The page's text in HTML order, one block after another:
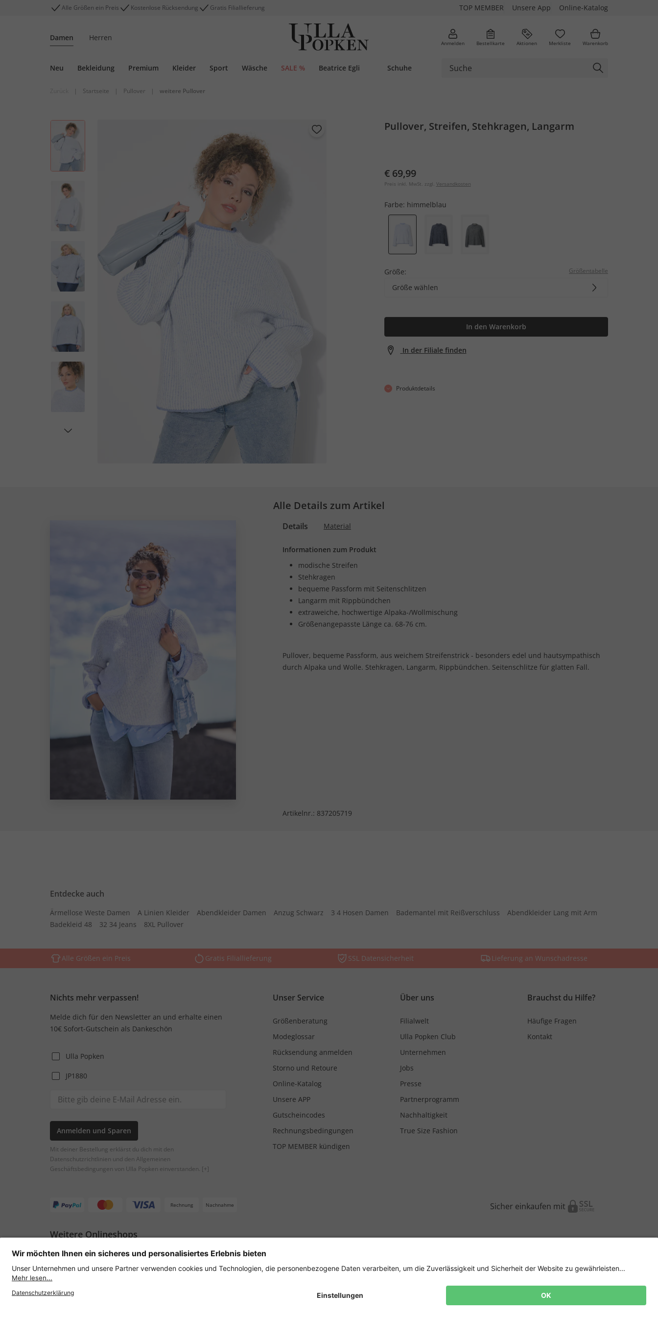
Alle Größen ein Preis Kostenlose Rücksendung Gratis Filiallieferung TOP MEMBER Unsere App Online-Katalog
Damen Herren
Anmelden Bestellkarte Aktionen Merkliste Warenkorb
Neu Bekleidung Premium Kleider Sport Wäsche SALE % Beatrice Egli Schuhe
| Startseite | Pullover | weitere Pullover
Pullover, Streifen, Stehkragen, Langarm
€ 69,99
Preis inkl. MwSt. zzgl. Versandkosten
Farbe: himmelblau
Größe: Größentabelle
Größe wählen
In den Warenkorb
In der Filiale finden
Produktdetails
Alle Details zum Artikel
Details Material
Informationen zum Produkt
modische Streifen
Stehkragen
bequeme Passform mit Seitenschlitzen
Langarm mit Rippbündchen
extraweiche, hochwertige Alpaka-/Wollmischung
Größenangepasste Länge ca. 68-76 cm.
Pullover, bequeme Passform, aus weichem Streifenstrick - besonders edel und hautsympathisch
durch Alpaka und Wolle. Stehkragen, Langarm, Rippbündchen. Seitenschlitze für glatten Fall.
Artikelnr.: 837205719
Entdecke auch
Ärmellose Weste Damen A Linien Kleider Abendkleider Damen Anzug Schwarz 3 4 Hosen Damen Bademantel mit Reißverschluss
Abendkleider Lang mit Arm
Badekleid 48
32 34 Jeans 8XL Pullover
Alle Größen ein Preis Gratis Filiallieferung SSL Datensicherheit Lieferung an Wunschadresse
Nichts mehr verpassen!
Melde dich für den Newsletter an und erhalte einen
10€ Sofort-Gutschein als Dankeschön
Ulla Popken
JP1880
Anmelden und Sparen
Mit deiner Bestellung erklärst du dich mit den
Datenschutzrichtlinien und den Allgemeinen
Geschäftsbedingungen von Ulla Popken einverstanden. [+]
Unser Service
Größenberatung
Modeglossar
Rücksendung anmelden
Storno und Retoure
Online-Katalog
Unsere APP
Gutscheincodes
Rechnungsbedingungen
TOP MEMBER kündigen
Über uns
Filialwelt
Ulla Popken Club
Unternehmen
Jobs
Presse
Partnerprogramm
Nachhaltigkeit
True Size Fashion
Brauchst du Hilfe?
Häufige Fragen
Kontakt
Rechnung Nachnahme Sicher einkaufen mit
Weitere Onlineshops
Österreich